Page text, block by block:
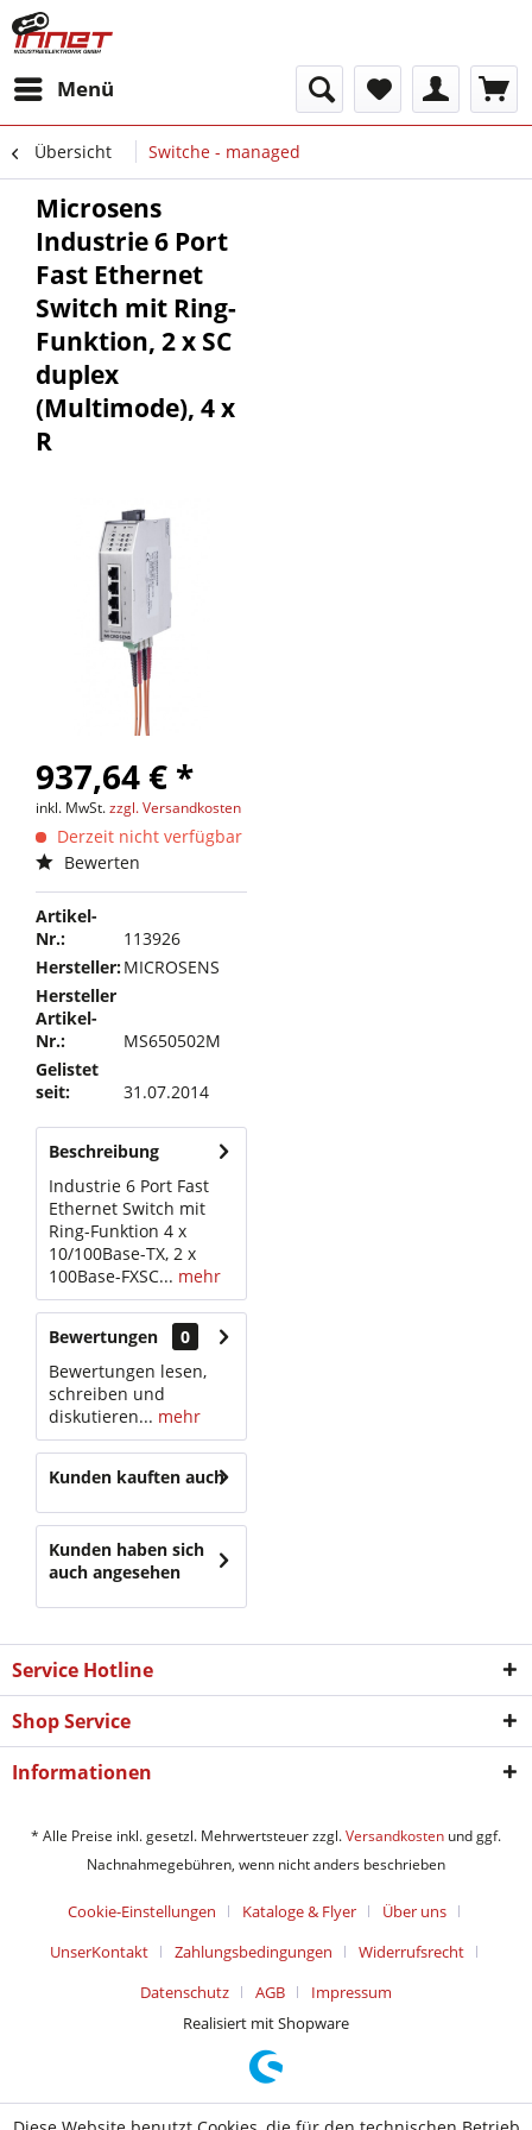
Menü
Übersicht Switche - managed
Microsens
Industrie 6 Port
Fast Ethernet
Switch mit Ring-
Funktion, 2 x SC
duplex
(Multimode), 4 x
R
937,64 € *
inkl. MwSt.zzgl. Versandkosten
Derzeit nicht verfügbar
Bewerten
Artikel-
Nr.:
113926
Hersteller:MICROSENS
Hersteller
Artikel-
Nr.:
MS650502M
Gelistet
seit:
31.07.2014
Beschreibung
Industrie 6 Port Fast
Ethernet Switch mit
Ring-Funktion 4 x
10/100Base-TX, 2 x
100Base-FXSC... mehr
Bewertungen
0
Bewertungen lesen,
schreiben und
diskutieren... mehr
Kunden kauften auch
Kunden haben sich
auch angesehen
Service Hotline
Shop Service
Informationen
* Alle Preise inkl. gesetzl. Mehrwertsteuer zzgl.Versandkosten und ggf.
Nachnahmegebühren, wenn nicht anders beschrieben
Cookie-Einstellungen Kataloge & Flyer
Über uns
UnserKontakt
Zahlungsbedingungen
Widerrufsrecht
Datenschutz
AGB
Impressum
Realisiert mit Shopware